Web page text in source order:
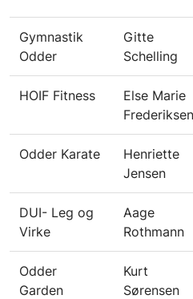
Gymnastik
Odder
Gitte
Schelling
HOIF Fitness
Else Marie
Frederiksen
Odder Karate
Henriette
Jensen
DUI- Leg og
Virke
Aage
Rothmann
Odder
Garden
Kurt
Sørensen